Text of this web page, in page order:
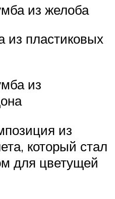
из желоба
из пластиковых
из
из
который стал
для цветущей